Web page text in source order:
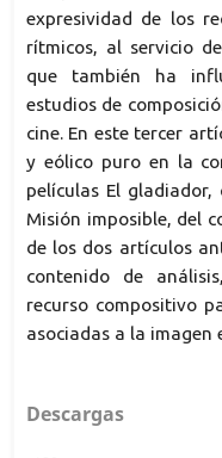
expresividad de los
rítmicos, al servicio
que también ha
estudios de
cine. En este tercer
y eólico puro en la
películas El gladiador,
Misión imposible, del
de los dos artículos
contenido de
recurso compositivo
asociadas a la imagen
Descargas